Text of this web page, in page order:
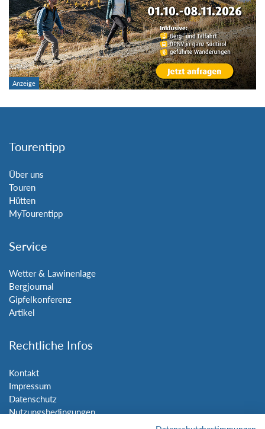
Tourentipp
Über uns
Touren
Hütten
MyTourentipp
Service
Wetter & Lawinenlage
Bergjournal
Gipfelkonferenz
Artikel
Rechtliche Infos
Kontakt
Impressum
Datenschutz
Nutzungsbedingungen